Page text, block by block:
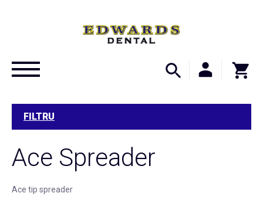
FILTRU
Ace Spreader
Ace tip spreader